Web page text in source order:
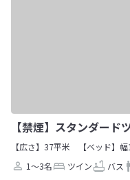
【禁煙】スタンダード
【広さ】37平米
【ベッド】
1～3名
ツイン バス